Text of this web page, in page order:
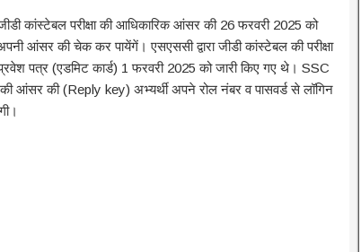
कांस्टेबल परीक्षा की आधिकारिक आंसर की 26 फरवरी 2025 को
आंसर की चेक कर पायेंगें। एसएससी द्वारा जीडी कांस्टेबल की परीक्षा
पत्र (एडमिट कार्ड) 1 फरवरी 2025 को जारी किए गए थे। SSC
आंसर की (Reply key) अभ्यर्थी अपने रोल नंबर व पासवर्ड से लॉगिन